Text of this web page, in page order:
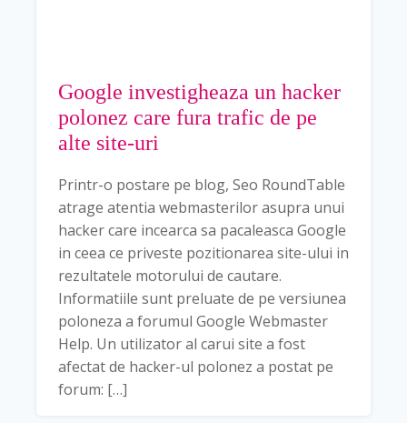
Google investigheaza un hacker
polonez care fura trafic de pe
alte site-uri
Printr-o postare pe blog, Seo RoundTable
atrage atentia webmasterilor asupra unui
hacker care incearca sa pacaleasca Google
in ceea ce priveste pozitionarea site-ului in
rezultatele motorului de cautare.
Informatiile sunt preluate de pe versiunea
poloneza a forumul Google Webmaster
Help. Un utilizator al carui site a fost
afectat de hacker-ul polonez a postat pe
forum: […]